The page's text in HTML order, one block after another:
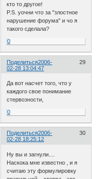
кто то другое!
P.S. уочни что за "злостное
нарушение форума" и чо я
такого сделала?
0
Поделиться 29
2006-
02-28 13:04:47
Да вот насчет того, что у
каждого свое понимание
стервозности,
0
Поделиться 30
2006-
02-28 18:25:12
Ну вы и загнули....
Наскока мне известно , и я
считаю эту формулировку